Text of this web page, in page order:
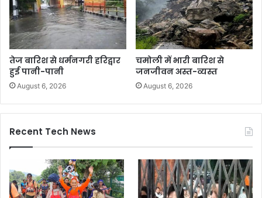
तेज बारिश से धर्मनगरी हरिद्वार
हुई पानी-पानी
August 6, 2026
चमोली में भारी बारिश से
जनजीवन अस्त-व्यस्त
August 6, 2026
Recent Tech News